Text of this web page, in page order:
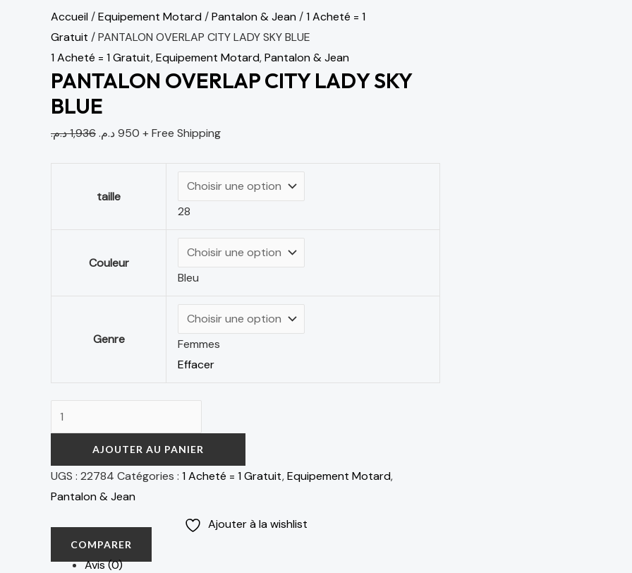
Accueil /Equipement Motard /Pantalon & Jean /1 Acheté = 1
Gratuit / PANTALON OVERLAP CITY LADY SKY BLUE
1 Acheté = 1 Gratuit,Equipement Motard,Pantalon & Jean
PANTALON OVERLAP CITY LADY SKY
BLUE
1,936د.م. 950د.م. + Free Shipping
taille
28
Couleur
Bleu
Genre
Femmes
Effacer
AJOUTER AU PANIER
UGS : 22784 Catégories : 1 Acheté = 1 Gratuit,Equipement Motard,
Pantalon & Jean
Ajouter à la wishlist
COMPARER
Avis (0)